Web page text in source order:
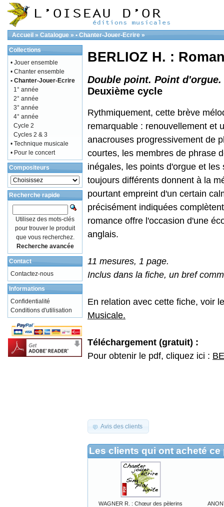
Accueil » Catalogue » • Chanter-Jouer-Ecrire »
BERLIOZ H. :
Double point. Point
Deuxième cycle
Rythmiquement, cette brève
remarquable : renouvellement et
anacrouses progressivement de
courtes, les membres de phrase
inégales, les points d'orgue et les
toujours différents donnent à la
pourtant empreint d'un certain
précisément indiquées
romance offre l'occasion d'une
anglais.
11 mesures, 1 page.
Inclus dans la fiche, un bref
En relation avec cette fiche, voir
Musicale.
Téléchargement (gratuit) :
Pour obtenir le pdf, cliquez ici :
Avis des clients
Les clients qui ont acheté
WAGNER R. : Chœur des pèlerins
Collections
• Jouer ensemble
• Chanter ensemble
• Chanter-Jouer-Ecrire
1° année
2° année
3° année
4° année
Cycle 2
Cycles 2 & 3
• Technique musicale
• Pour le concert
Compositeurs
Recherche rapide
Utilisez des mots-clés
pour trouver le produit
que vous recherchez.
Recherche avancée
Contact
Contactez-nous
Informations
Confidentialité
Conditions d'utilisation